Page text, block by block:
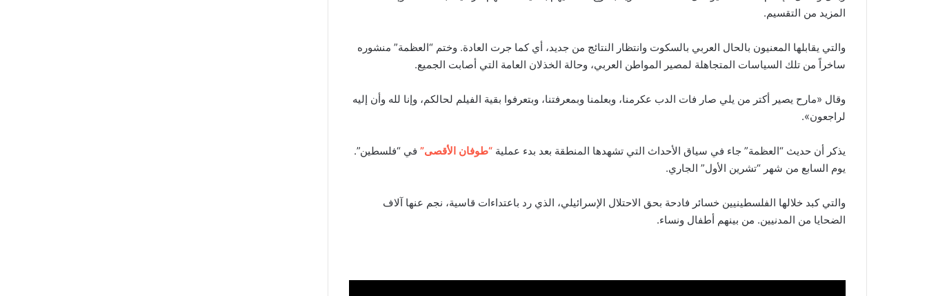
المزيد من التقسيم.
والتي يقابلها المعنيون بالحال العربي بالسكوت وانتظار النتائج من جديد، أي كما جرت العادة. وختم “العظمة” منشوره
ساخراً من تلك السياسات المتجاهلة لمصير المواطن العربي، وحالة الخذلان العامة التي أصابت الجميع.
وقال «مارح يصير أكتر من يلي صار فات الدب عكرمنا، وبعلمنا وبمعرفتنا، وبتعرفوا بقية الفيلم لحالكم، وإنا لله وأن إليه
لراجعون».
يذكر أن حديث “العظمة” جاء في سياق الأحداث التي تشهدها المنطقة بعد بدء عملية “طوفان الأقصى” في “فلسطين”.
يوم السابع من شهر “تشرين الأول” الجاري.
والتي كبد خلالها الفلسطينيين خسائر فادحة بحق الاحتلال الإسرائيلي، الذي رد باعتداءات قاسية، نجم عنها آلاف
الضحايا من المدنيين. من بينهم أطفال ونساء.